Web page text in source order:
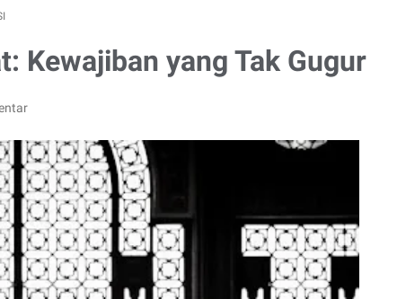
Kewajiban yang Tak Gugur